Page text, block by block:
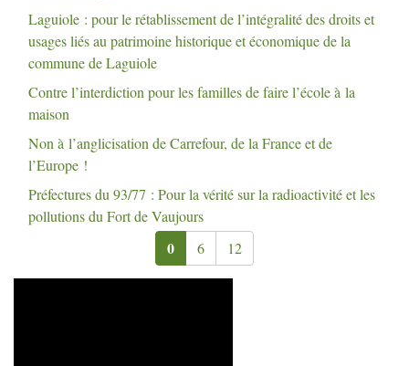
Laguiole : pour le rétablissement de l’intégralité des droits et
usages liés au patrimoine historique et économique de la
commune de Laguiole
Contre l’interdiction pour les familles de faire l’école à la
maison
Non à l’anglicisation de Carrefour, de la France et de
l’Europe !
Préfectures du 93/77 : Pour la vérité sur la radioactivité et les
pollutions du Fort de Vaujours
0 6 12